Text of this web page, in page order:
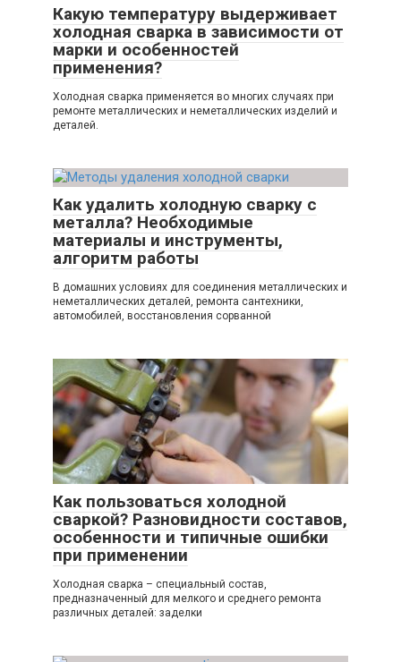
Какую температуру выдерживает
холодная сварка в зависимости от
марки и особенностей
применения?
Холодная сварка применяется во многих случаях при
ремонте металлических и неметаллических изделий и
деталей.
Как удалить холодную сварку с
металла? Необходимые
материалы и инструменты,
алгоритм работы
В домашних условиях для соединения металлических и
неметаллических деталей, ремонта сантехники,
автомобилей, восстановления сорванной
Как пользоваться холодной
сваркой? Разновидности составов,
особенности и типичные ошибки
при применении
Холодная сварка – специальный состав,
предназначенный для мелкого и среднего ремонта
различных деталей: заделки